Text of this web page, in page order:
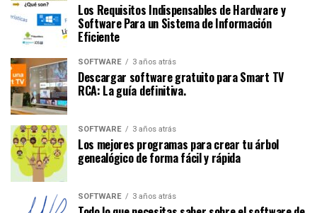
Los Requisitos Indispensables de Hardware y
Software Para un Sistema de Información
Eficiente
SOFTWARE 3 años atrás
Descargar software gratuito para Smart TV
RCA: La guía definitiva.
SOFTWARE 3 años atrás
Los mejores programas para crear tu árbol
genealógico de forma fácil y rápida
SOFTWARE 3 años atrás